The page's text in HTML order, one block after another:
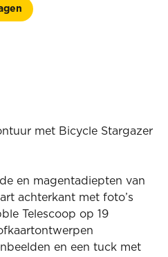
met Bicycle Stargazer
en magentadiepten van
achterkant met foto’s
Telescoop op 19
en een tuck met